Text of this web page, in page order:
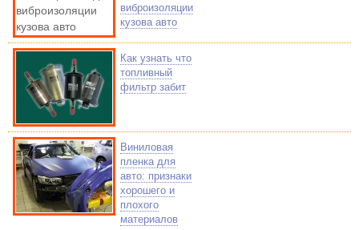
виброизоляции
кузова авто
Как узнать что
топливный
фильтр забит
Виниловая
пленка для
авто: признаки
хорошего и
плохого
материалов